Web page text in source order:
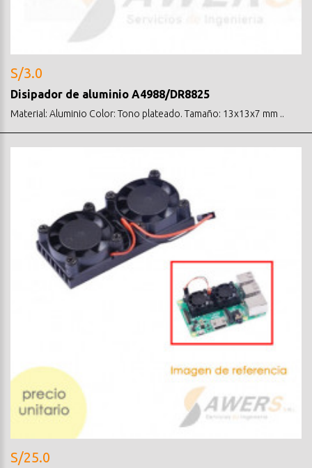
S/3.0
Disipador de aluminio A4988/DR8825
Material: Aluminio Color: Tono plateado. Tamaño: 13x13x7 mm ..
S/25.0